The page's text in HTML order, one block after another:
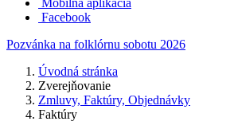
Mobilná aplikácia
Facebook
Pozvánka na folklórnu sobotu 2026
Úvodná stránka
Zverejňovanie
Zmluvy, Faktúry, Objednávky
Faktúry